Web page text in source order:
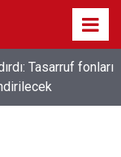
Tasarruf fonları